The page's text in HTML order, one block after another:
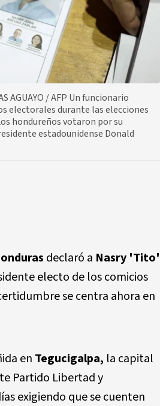
AGUAYO / AFP Un funcionario
electorales durante las elecciones
hondureños votaron por su
estadounidense Donald
declaró a Nasry 'Tito'
electo de los comicios
se centra ahora en
en Tegucigalpa, la capital
Partido Libertad y
exigiendo que se cuenten